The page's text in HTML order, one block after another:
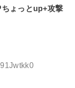
ょっとup+攻撃